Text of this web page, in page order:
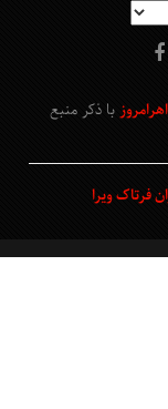
اهرامروز با ذکر منبع
فرتاک ویرا